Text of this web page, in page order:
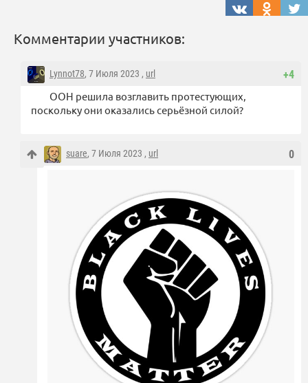
Комментарии участников:
+4
Lynnot78, 7 Июля 2023 , url
ООН решила возглавить протестующих,
поскольку они оказались серьёзной силой?
0
suare, 7 Июля 2023 , url